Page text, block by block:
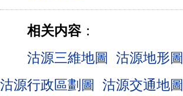
相关内容：
沽源三維地圖 沽源地形圖
沽源行政區劃圖 沽源交通地圖